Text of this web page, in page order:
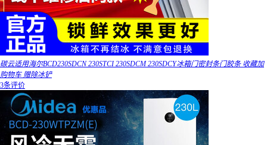
碳云适用海尔BCD230SDCN 230STCI 230SDCM 230SDCY冰箱门密封条门胶条 收藏加
购物车 赠除冰铲
3条评价